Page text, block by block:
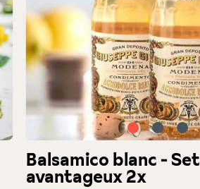
Balsamico blanc - Set
avantageux 2x